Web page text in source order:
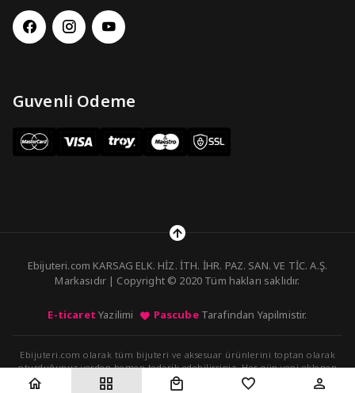
Guvenli Odeme
Ebijuteri.com KARSAG ELK. HİZ. İTH. İHR. PAZ. SAN. VE TİC. A.Ş.
Markasıdır | Copyright © 2020 Tüm hakları saklıdır.
E-ticaret Yazilimi PascubeTarafindan Yapilmistir.
Ebijuteri.com olarak tüm bijuteri ve aksesuar ürünlerini toptan olarak
oturduğunuz yerden hemen tedarik edebilirsiniz. Her gün yeni eklenen
ürünleri kolayca sipariş verebilirsiniz.